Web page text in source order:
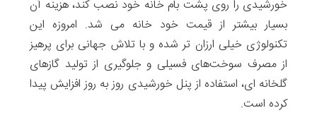
خورشیدی را روی پشت بام خانه خود نصب کند، هزینه آن
بسیار بیشتر از قیمت خود خانه می شد. امروزه این
تکنولوژی خیلی ارزان تر شده و با تلاش جهانی برای پرهیز
از مصرف سوخت‌های فسیلی و جلوگیری از تولید گازهای
گلخانه ای، استفاده از پنل خورشیدی روز به روز افزایش پیدا
کرده است.